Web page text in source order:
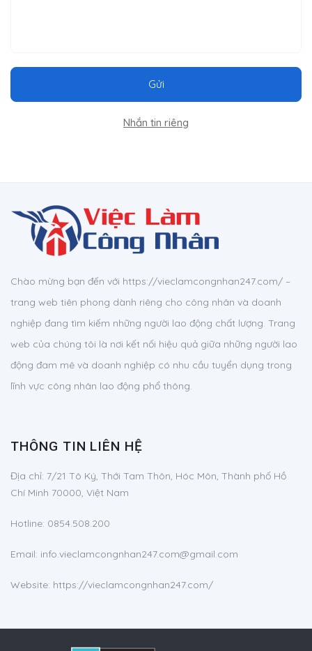
Gửi
Nhắn tin riêng
Chào mừng bạn đến với https://vieclamcongnhan247.com/ –
trang web tiên phong dành riêng cho công nhân và doanh
nghiệp đang tìm kiếm những người lao động chất lượng. Trang
web của chúng tôi là nơi kết nối hiệu quả giữa những người lao
động đam mê và doanh nghiệp có nhu cầu tuyển dụng trong
lĩnh vực công nhân lao động phổ thông.
THÔNG TIN LIÊN HỆ
Địa chỉ: 7/21 Tô Ký, Thới Tam Thôn, Hóc Môn, Thành phố Hồ
Chí Minh 70000, Việt Nam
Hotline: 0854.508.200
Email: info.vieclamcongnhan247.com@gmail.com
Website: https://vieclamcongnhan247.com/